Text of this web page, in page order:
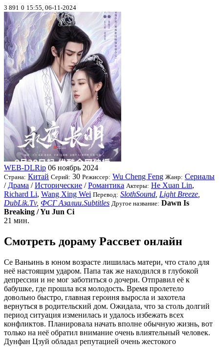
3 891 0 15:55, 06-11-2024
WEB-DLRip 06 ноябрь 2024
Страна: Китай Серий: 30 Режиссер: Wu Cheng Feng Жанр: Сериалы
/ Драма /Исторические /Романтика Актеры: He Xuan Lin,
Richard Li, Wang Xing Wei Перевод: SlothSound Light Breeze
DubLik.Tv, ФСГ Азалии.Subtitles Другое название: Dawn Is
Breaking / Yu Jun Ci
21 мин.
Смотреть дораму Рассвет онлайн
Се Ваньинь в юном возрасте лишилась матери, что стало для
неё настоящим ударом. Папа так же находился в глубокой
депрессии и не мог заботиться о дочери. Отправил её к
бабушке, где прошла вся молодость. Время пролетело
довольно быстро, главная героиня выросла и захотела
вернуться в родительский дом. Ожидала, что за столь долгий
период ситуация изменилась и удалось избежать всех
конфликтов. Планировала начать вполне обычную жизнь, вот
только на неё обратил внимание очень влиятельный человек.
Дунфан Цзуй обладал репутацией очень жестокого